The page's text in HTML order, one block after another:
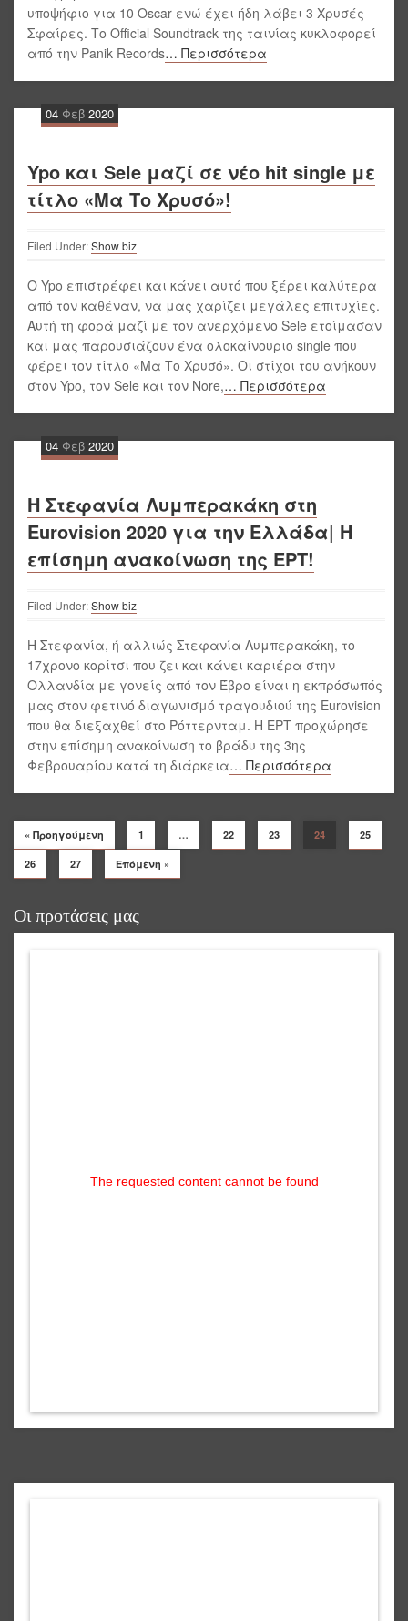
υποψήφιο για 10 Oscar ενώ έχει ήδη λάβει 3 Χρυσές
Σφαίρες. Το Official Soundtrack της ταινίας κυκλοφορεί
από την Panik Records… Περισσότερα
04 Φεβ 2020
Ypo και Sele μαζί σε νέο hit single με
τίτλο «Μα Το Χρυσό»!
Filed Under:Show biz
Ο Ypo επιστρέφει και κάνει αυτό που ξέρει καλύτερα
από τον καθέναν, να μας χαρίζει μεγάλες επιτυχίες.
Αυτή τη φορά μαζί με τον ανερχόμενο Sele ετοίμασαν
και μας παρουσιάζουν ένα ολοκαίνουριο single που
φέρει τον τίτλο «Μα Το Χρυσό». Οι στίχοι του ανήκουν
στον Ypo, τον Sele και τον Nore,… Περισσότερα
04 Φεβ 2020
Η Στεφανία Λυμπερακάκη στη
Eurovision 2020 για την Ελλάδα| Η
επίσημη ανακοίνωση της ΕΡΤ!
Filed Under:Show biz
Η Στεφανία, ή αλλιώς Στεφανία Λυμπερακάκη, το
17χρονο κορίτσι που ζει και κάνει καριέρα στην
Ολλανδία με γονείς από τον Έβρο είναι η εκπρόσωπός
μας στον φετινό διαγωνισμό τραγουδιού της Eurovision
που θα διεξαχθεί στο Ρόττερνταμ. Η ΕΡΤ προχώρησε
στην επίσημη ανακοίνωση το βράδυ της 3ης
Φεβρουαρίου κατά τη διάρκεια… Περισσότερα
« Προηγούμενη 1 … 22 23 24 25
26 27 Επόμενη »
Οι προτάσεις μας
The requested content cannot be found